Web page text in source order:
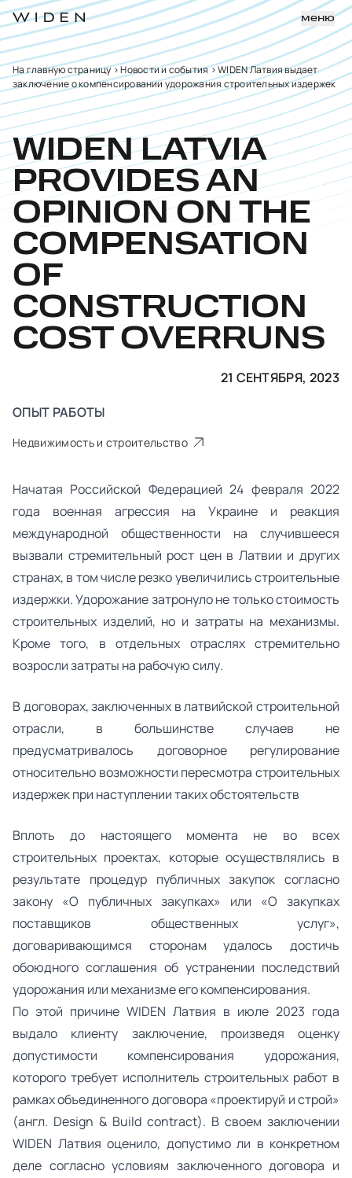
меню
На главную страницу>Новости и события>WIDEN Латвия выдает
заключение о компенсировании удорожания строительных издержек
WIDEN LATVIA
PROVIDES AN
OPINION ON THE
COMPENSATION
OF
CONSTRUCTION
COST OVERRUNS
21 СЕНТЯБРЯ, 2023
ОПЫТ РАБОТЫ
Недвижимость и строительство
Начатая Российской Федерацией 24 февраля 2022
года военная агрессия на Украине и реакция
международной общественности на случившееся
вызвали стремительный рост цен в Латвии и других
странах, в том числе резко увеличились строительные
издержки. Удорожание затронуло не только стоимость
строительных изделий, но и затраты на механизмы.
Кроме того, в отдельных отраслях стремительно
возросли затраты на рабочую силу.
В договорах, заключенных в латвийской строительной
отрасли, в большинстве случаев не
предусматривалось договорное регулирование
относительно возможности пересмотра строительных
издержек при наступлении таких обстоятельств
Вплоть до настоящего момента не во всех
строительных проектах, которые осуществлялись в
результате процедур публичных закупок согласно
закону «О публичных закупках» или «О закупках
поставщиков общественных услуг»,
договаривающимся сторонам удалось достичь
обоюдного соглашения об устранении последствий
удорожания или механизме его компенсирования.
По этой причине WIDEN Латвия в июле 2023 года
выдало клиенту заключение, произведя оценку
допустимости компенсирования удорожания,
которого требует исполнитель строительных работ в
рамках объединенного договора «проектируй и строй»
(англ. Design & Build contract). В своем заключении
WIDEN Латвия оценило, допустимо ли в конкретном
деле согласно условиям заключенного договора и